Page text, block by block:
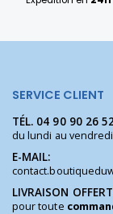
SERVICE CLIENT
TÉL. 04 90 90 26
du lundi au vendredi
E-MAIL:
LIVRAISON
pour toute